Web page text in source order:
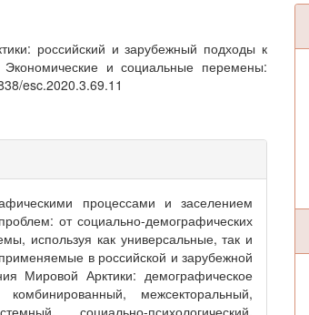
российский и зарубежный подходы к
и социальные перемены:
esc.2020.3.69.11
процессами и заселением
от социально-демографических
используя как универсальные, так и
в российской и зарубежной
Мировой Арктики: демографическое
комбинированный, межсекторальный,
социально-психологический,